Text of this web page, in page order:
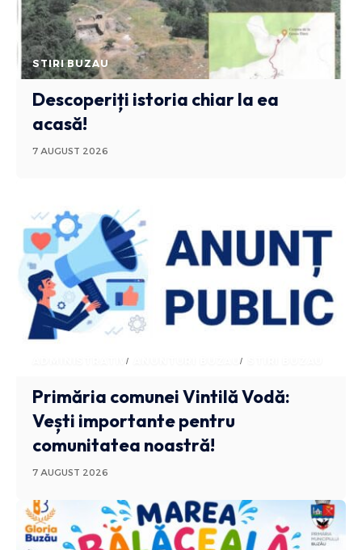
STIRI BUZAU
Descoperiți istoria chiar la ea
acasă!
7 AUGUST 2026
ADMINISTRATIV ANUNTURI BUZAU
Primăria comunei Vintilă Vodă:
Vești importante pentru
comunitatea noastră!
7 AUGUST 2026